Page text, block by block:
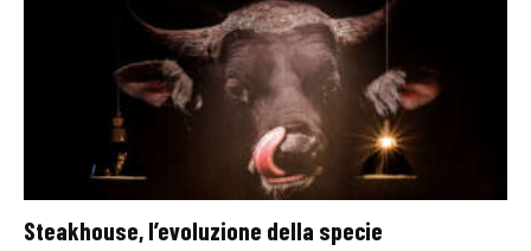
Steakhouse, l’evoluzione della specie